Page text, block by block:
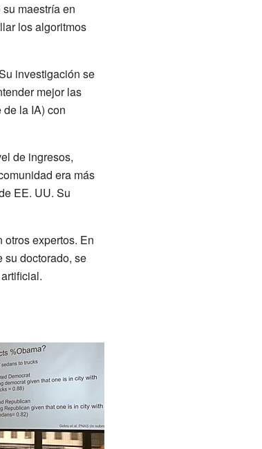
maestría en
los algoritmos
investigación se
mejor las
la IA) con
de ingresos,
era más
EE. UU. Su
expertos. En
su doctorado, se